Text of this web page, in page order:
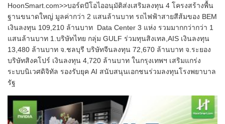
HoonSmart.com>>บอร์ดบีโอไออนุมัติส่งเสริมลงทุน 4 โครงสร้างพื้น
ฐานขนาดใหญ่ มูลค่ากว่า 2 แสนล้านบาท รถไฟฟ้าสายสีส้มของ BEM
เงินลงทุน 109,210 ล้านบาท Data Center 3 แห่ง รวมมากกว่ากว่า 1
แสนล้านบาท 1.บริษัทไทย กลุ่ม GULF ร่วมทุนสิงเทล,AIS เงินลงทุน
13,480 ล้านบาท จ.ชลบุรี บริษัทจีนลงทุน 72,670 ล้านบาท จ.ระยอง
บริษัทสิงคโปร์ เงินลงทุน 4,720 ล้านบาท ในกรุงเทพฯ เสริมแกร่ง
ระบบนิเวศดิจิทัล รองรับยุค AI สนับสนุนเอกชนร่วมลงทุนโรงพยาบาล
รัฐ